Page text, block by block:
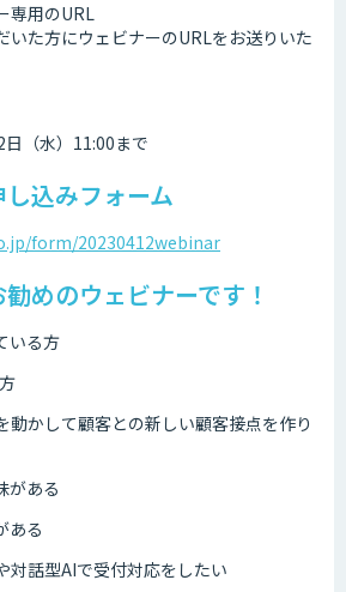
専用のURL
いた方にウェビナーのURLをお送りいた
（水）11:00まで
込みフォーム
form/20230412webinar
めのウェビナーです！
いる方
動かして顧客との新しい顧客接点を作り
がある
ある
対話型AIで受付対応をしたい